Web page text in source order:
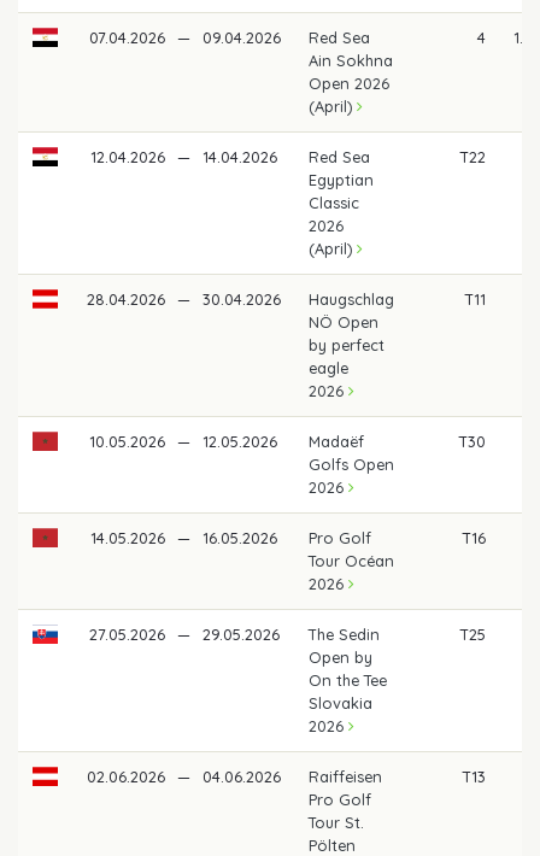
07.04.2026 — 09.04.2026
Red Sea
Ain Sokhna
Open 2026
(April)
4
12.04.2026 — 14.04.2026
Red Sea
Egyptian
Classic
2026
(April)
T22
28.04.2026 — 30.04.2026
Haugschlag
NÖ Open
by perfect
eagle
2026
T11
10.05.2026 — 12.05.2026
Madaëf
Golfs Open
2026
T30
14.05.2026 — 16.05.2026
Pro Golf
Tour Océan
2026
T16
27.05.2026 — 29.05.2026
The Sedin
Open by
On the Tee
Slovakia
2026
T25
02.06.2026 — 04.06.2026
Raiffeisen
Pro Golf
Tour St.
Pölten
T13